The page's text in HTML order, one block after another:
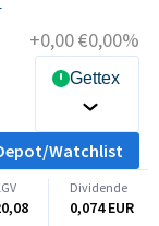
+0,00 €0,00%
Gettex
Watchlist
Dividende
0,074 EUR